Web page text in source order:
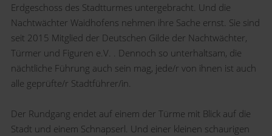
Erdgeschoss des Stadtturmes untergebracht. Und die
Nachtwächter Waidhofens nehmen ihre Sache ernst. Sie sind
seit 2015 Mitglied der Deutschen Gilde der Nachtwächter,
Türmer und Figuren e.V. . Dennoch so unterhaltsam, die
nächtliche Führung auch sein mag, jede/r von ihnen ist auch
alle geprüfte/r Stadtführer/in.
Der Rundgang endet auf einem der Türme mit Blick auf die
Stadt und einem Schnapserl. Und einer kleinen schaurigen